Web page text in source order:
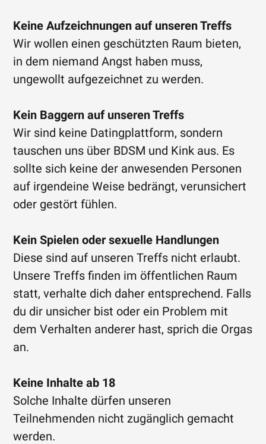
Keine Aufzeichnungen auf unseren Treffs
Wir wollen einen geschützten Raum bieten,
in dem niemand Angst haben muss,
ungewollt aufgezeichnet zu werden.
Kein Baggern auf unseren Treffs
Wir sind keine Datingplattform, sondern
tauschen uns über BDSM und Kink aus. Es
sollte sich keine der anwesenden Personen
auf irgendeine Weise bedrängt, verunsichert
oder gestört fühlen.
Kein Spielen oder sexuelle Handlungen
Diese sind auf unseren Treffs nicht erlaubt.
Unsere Treffs finden im öffentlichen Raum
statt, verhalte dich daher entsprechend. Falls
du dir unsicher bist oder ein Problem mit
dem Verhalten anderer hast, sprich die Orgas
an.
Keine Inhalte ab 18
Solche Inhalte dürfen unseren
Teilnehmenden nicht zugänglich gemacht
werden.